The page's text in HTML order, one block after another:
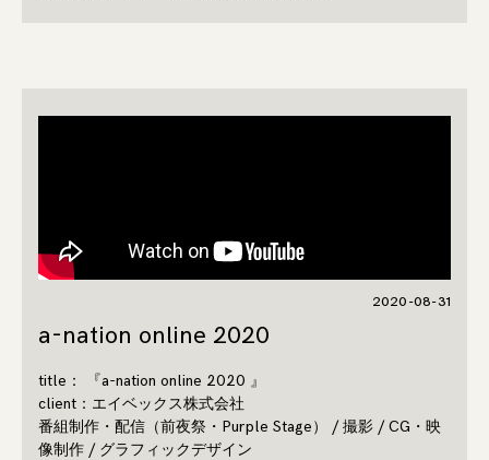
2020-08-31
a-nation online 2020
title： 『a-nation online 2020 』
client：エイベックス株式会社
番組制作・配信（前夜祭・Purple Stage） / 撮影 / CG・映
像制作 / グラフィックデザイン